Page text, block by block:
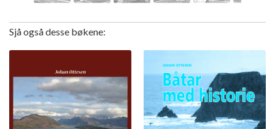
Sjå også desse bøkene: